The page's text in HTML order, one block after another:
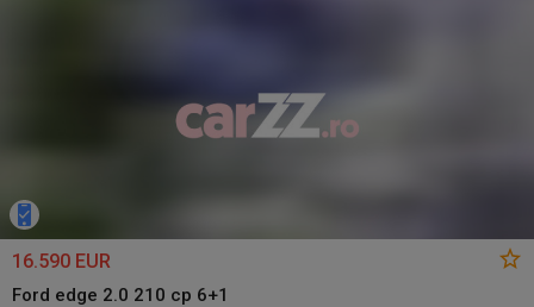
16.590 EUR
Ford edge 2.0 210 cp 6+1